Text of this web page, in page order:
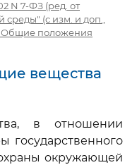
N 7-ФЗ (ред. от
(с изм. и доп.,
Общие положения
вещества
в отношении
государственного
окружающей